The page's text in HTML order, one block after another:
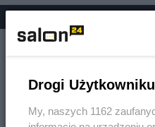
Drogi
My, naszych 1162